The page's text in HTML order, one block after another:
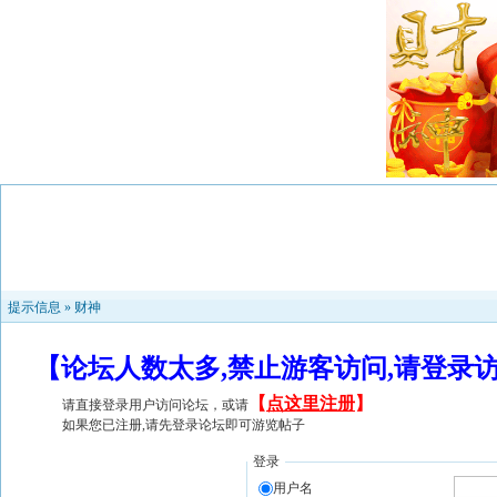
提示信息 » 财神
【论坛人数太多,禁止游客访问,请登
请直接登录用户访问论坛，或请 【 点这里注册】
如果您已注册,请先登录论坛即可游览帖子
登录
用户名